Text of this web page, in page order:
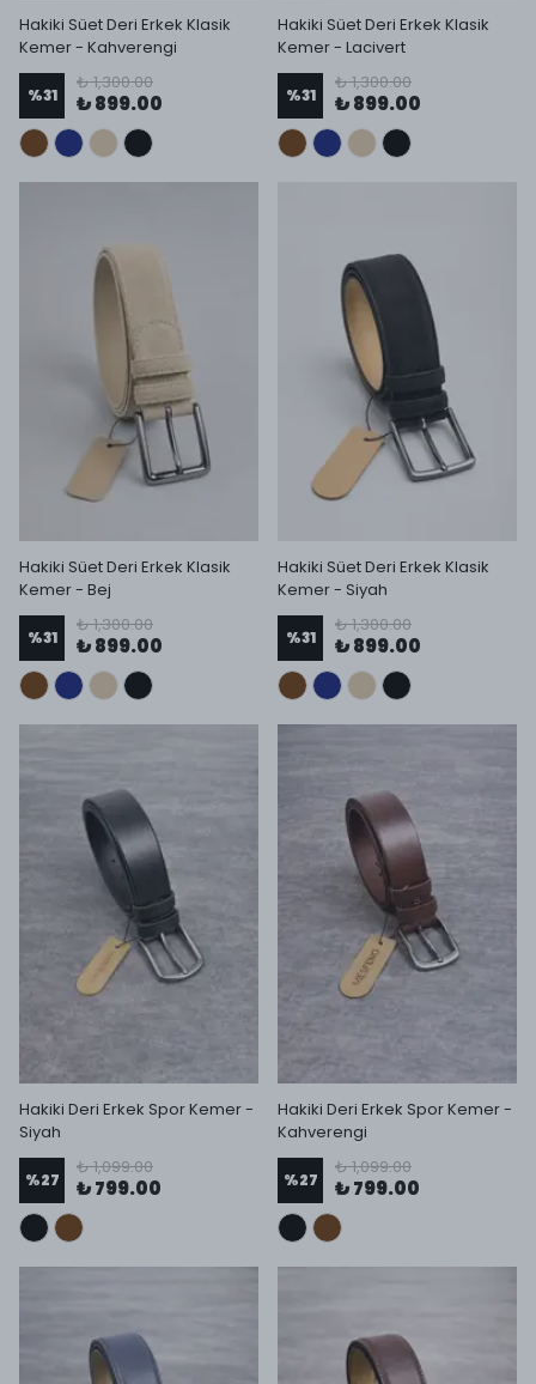
Hakiki Süet Deri Erkek Klasik
Kemer - Kahverengi
%31
₺ 1,300.00
₺ 899.00
Hakiki Süet Deri Erkek Klasik
Kemer - Lacivert
%31
₺ 1,300.00
₺ 899.00
Hakiki Süet Deri Erkek Klasik
Kemer - Bej
%31
₺ 1,300.00
₺ 899.00
Hakiki Süet Deri Erkek Klasik
Kemer - Siyah
%31
₺ 1,300.00
₺ 899.00
Hakiki Deri Erkek Spor Kemer -
Siyah
%27
₺ 1,099.00
₺ 799.00
Hakiki Deri Erkek Spor Kemer -
Kahverengi
%27
₺ 1,099.00
₺ 799.00